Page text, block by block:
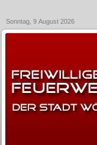
Sonntag, 9 August 2026